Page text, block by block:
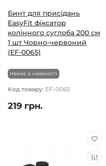
Бинт для присідань
EasyFit фіксатор
колінного суглоба 200 см
1 шт Чорно-червоний
(EF-0065)
Немає в наявності
Код товару: EF-0065
219 грн.